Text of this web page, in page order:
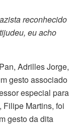
reconhecido
eu acho
Adrilles Jorge,
gesto associado
especial para
Martins, foi
gesto da dita